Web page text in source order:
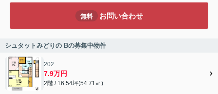
無料 お問い合わせ
シュタットみどりの Bの募集中物件
202
7.9万円
2階 / 16.54坪(54.71㎡)